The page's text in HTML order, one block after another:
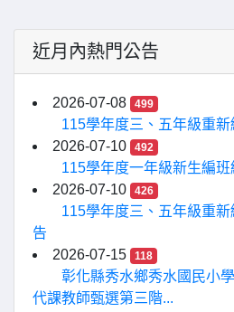
近月內熱門公告
2026-07-08 499
115學年度三、五年級重
2026-07-10
492
115學年度一年級新生編班
2026-07-10
426
115學年度三、五年級重
告
2026-07-15
118
彰化縣秀水鄉秀水國民小
代課教師甄選第三階...